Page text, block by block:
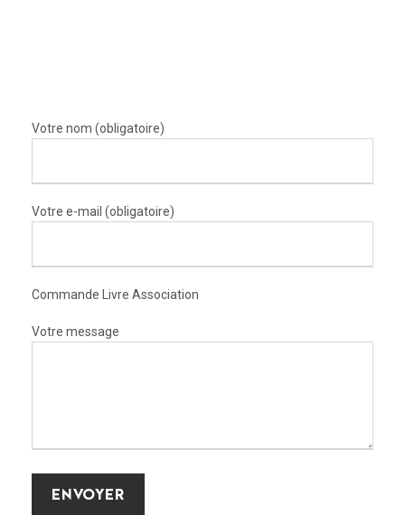
Votre nom (obligatoire)
Votre e-mail (obligatoire)
Commande Livre Association
Votre message